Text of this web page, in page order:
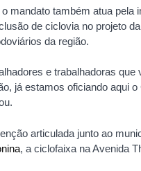
mandato também atua
de ciclovia no projeto
da região.
e trabalhadoras
já estamos oficiando aqui
articulada junto ao
, a ciclofaixa na Avenida